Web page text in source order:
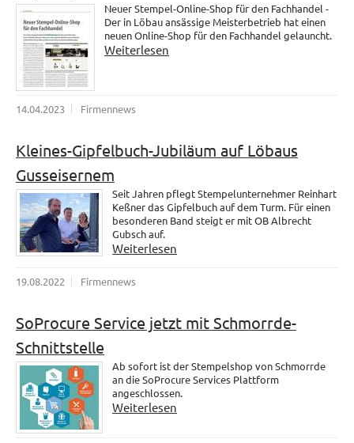
Neuer Stempel-Online-Shop für den Fachhandel -
Der in Löbau ansässige Meisterbetrieb hat einen
neuen Online-Shop für den Fachhandel gelauncht.
Weiterlesen
14.04.2023 Firmennews
Kleines-Gipfelbuch-Jubiläum auf Löbaus
Gusseisernem
Seit Jahren pflegt Stempelunternehmer Reinhart
Keßner das Gipfelbuch auf dem Turm. Für einen
besonderen Band steigt er mit OB Albrecht
Gubsch auf.
Weiterlesen
19.08.2022 Firmennews
SoProcure Service jetzt mit Schmorrde-
Schnittstelle
Ab sofort ist der Stempelshop von Schmorrde
an die SoProcure Services Plattform
angeschlossen.
Weiterlesen